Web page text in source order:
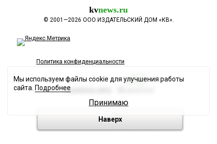
kvnews.ru
© 2001—2026 ООО ИЗДАТЕЛЬСКИЙ ДОМ «КВ».
Политика конфиденциальности
Разработка сайта
Наверх
Мы используем файлы cookie для улучшения работы
сайта. Подробнее
Принимаю